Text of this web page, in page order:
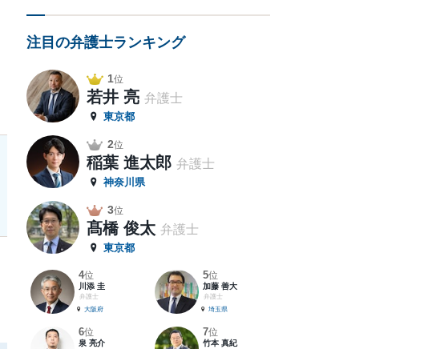
注目の弁護士ランキング
1位
若井 亮 弁護士
東京都
2位
稲葉 進太郎 弁護士
神奈川県
3位
髙橋 俊太 弁護士
東京都
4位
川添 圭
弁護士
大阪府
5位
加藤 善大
弁護士
埼玉県
6位
泉 亮介
7位
竹本 真紀